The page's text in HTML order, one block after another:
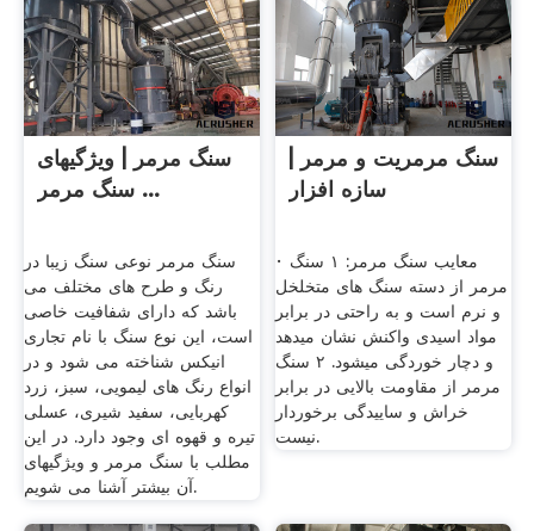
سنگ مرمر | ویژگیهای
سنگ مرمر ...
سنگ مرمر نوعی سنگ زیبا در
رنگ و طرح های مختلف می
باشد که دارای شفافیت خاصی
است، این نوع سنگ با نام تجاری
انیکس شناخته می شود و در
انواع رنگ های لیمویی، سبز، زرد
کهربایی، سفید شیری، عسلی
تیره و قهوه ای وجود دارد. در این
مطلب با سنگ مرمر و ویژگیهای
آن بیشتر آشنا می شویم.
سنگ مرمریت و مرمر |
سازه افزار
· معایب سنگ مرمر: ۱ سنگ
مرمر از دسته سنگ های متخلخل
و نرم است و به راحتی در برابر
مواد اسیدی واکنش نشان میدهد
و دچار خوردگی میشود. ۲ سنگ
مرمر از مقاومت بالایی در برابر
خراش و ساییدگی برخوردار
نیست.